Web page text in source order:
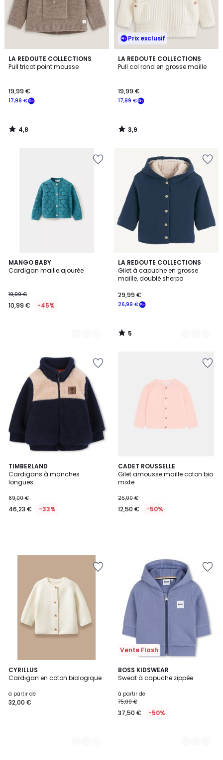
LA REDOUTE COLLECTIONS
Pull tricot point mousse
17,99 €
19,99 €
4,8
/ 5
4,8
/
Prix exclusif
LA REDOUTE COLLECTIONS
Pull col rond en grosse maille
17,99 €
19,99 €
3,9
/ 5
3,9
/
MANGO BABY
Cardigan maille ajourée
19,99 €
10,99 € -45%
2
Couleurs
LA REDOUTE COLLECTIONS
Gilet à capuche en grosse
maille, doublé sherpa
26,99 €
29,99 €
5
/
5
2
Couleurs
5
/
TIMBERLAND
Cardigans à manches
longues
69,00 €
46,23 € -33%
CADET ROUSSELLE
Gilet amousse maille coton bio
mixte
25,00 €
12,50 € -50%
CYRILLUS
Cardigan en coton biologique
à partir de
32,00 €
3
Couleurs
Vente Flash
BOSS KIDSWEAR
Sweat à capuche zippée
à partir de
75,00 €
37,50 € -50%
2
Couleurs